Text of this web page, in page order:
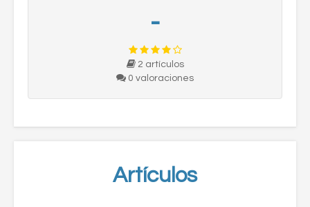
-
2 artículos
0 valoraciones
Artículos